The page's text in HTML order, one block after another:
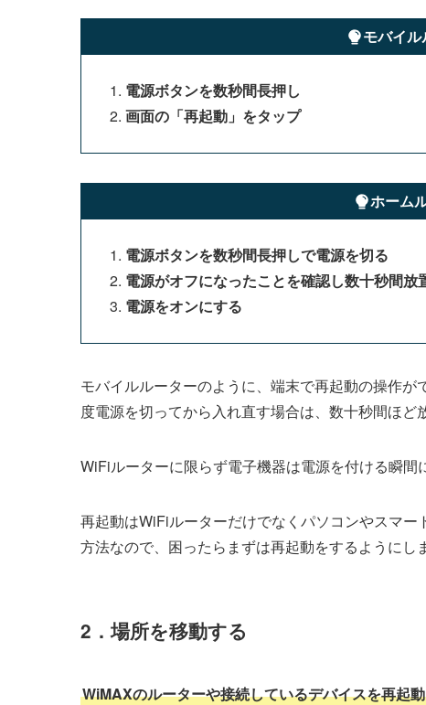
モバイ
電源ボタンを数秒間長押し
画面の「再起動」をタップ
ホーム
電源ボタンを数秒間長押しで電源を切る
電源がオフになったことを確認し数十秒間放
電源をオンにする
モバイルルーターのように、端末で再起動の操作
度電源を切ってから入れ直す場合は、数十秒間ほど
WiFiルーターに限らず電子機器は電源を付ける瞬間
再起動はWiFiルーターだけでなくパソコンやスマ
方法なので、困ったらまずは再起動をするようにし
2．場所を移動する
WiMAXのルーターや接続しているデバイスを再起